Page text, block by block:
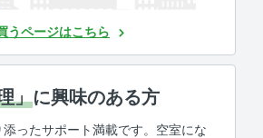
うページはこちら
」に興味のある方
ったサポート満載です。空室にな